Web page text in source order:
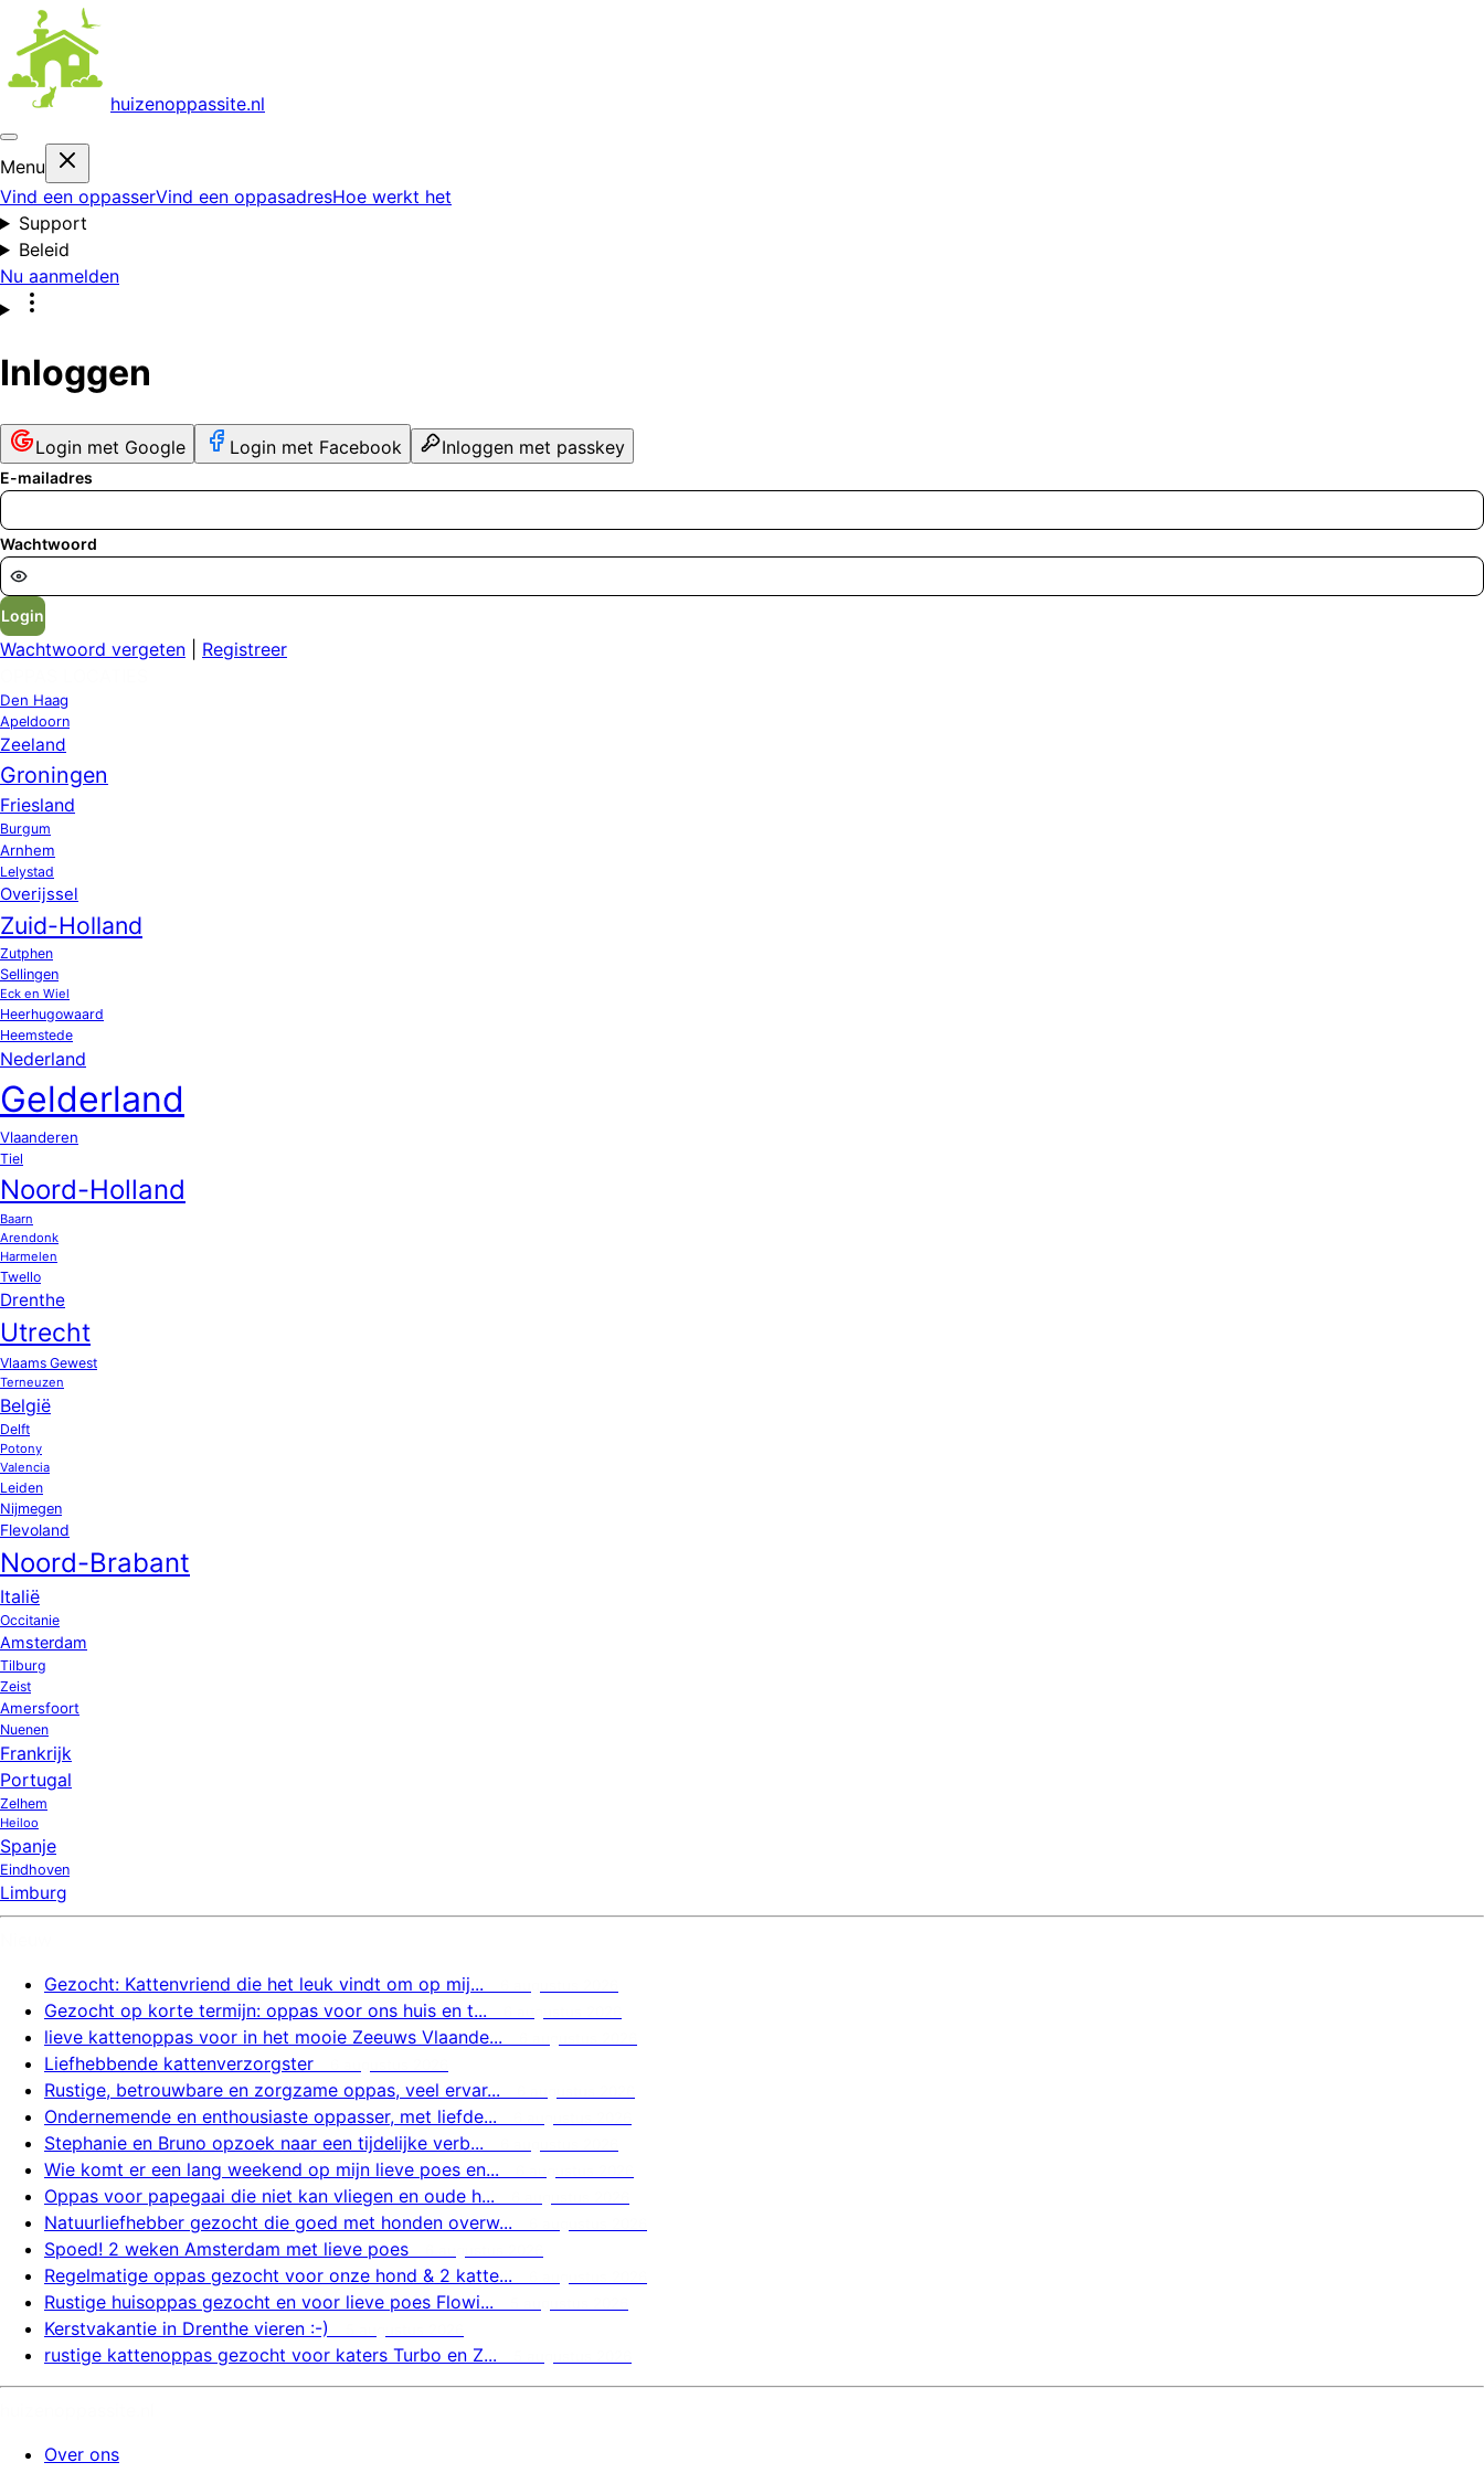
huizenoppassite.nl
Menu
Vind een oppasserVind een oppasadresHoe werkt het
Support
Beleid
Nu aanmelden
Inloggen
Login met Google Login met Facebook Inloggen met passkey
E-mailadres
Wachtwoord
Login
Wachtwoord vergeten
Registreer
Den Haag
Apeldoorn
Zeeland
Groningen
Friesland
Burgum
Arnhem
Lelystad
Overijssel
Zuid-Holland
Zutphen
Sellingen
Eck en Wiel
Heerhugowaard
Heemstede
Nederland
Gelderland
Vlaanderen
Tiel
Noord-Holland
Baarn
Arendonk
Harmelen
Twello
Drenthe
Utrecht
Vlaams Gewest
Terneuzen
België
Delft
Potony
Valencia
Leiden
Nijmegen
Flevoland
Noord-Brabant
Italië
Occitanie
Amsterdam
Tilburg
Zeist
Amersfoort
Nuenen
Frankrijk
Portugal
Zelhem
Heiloo
Spanje
Eindhoven
Limburg
Gezocht: Kattenvriend die het leuk vindt om op mij...
Gezocht op korte termijn: oppas voor ons huis en t...
lieve kattenoppas voor in het mooie Zeeuws Vlaande...
Liefhebbende kattenverzorgster
Rustige, betrouwbare en zorgzame oppas, veel ervar...
Ondernemende en enthousiaste oppasser, met liefde...
Stephanie en Bruno opzoek naar een tijdelijke verb...
Wie komt er een lang weekend op mijn lieve poes en...
Oppas voor papegaai die niet kan vliegen en oude h...
Natuurliefhebber gezocht die goed met honden overw...
Spoed! 2 weken Amsterdam met lieve poes
Regelmatige oppas gezocht voor onze hond & 2 katte...
Rustige huisoppas gezocht en voor lieve poes Flowi...
Kerstvakantie in Drenthe vieren :-)
rustige kattenoppas gezocht voor katers Turbo en Z...
Over ons